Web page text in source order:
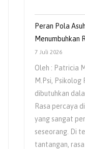
Peran Pola
Menumbuhkan
7 Juli 2026
Oleh : Patricia
M.Psi,
dibutuhkan
Rasa percaya
yang sangat
seseorang. Di
tantangan,